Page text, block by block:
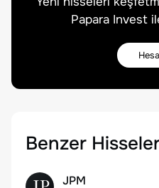
Papara Invest
Benzer
JPM